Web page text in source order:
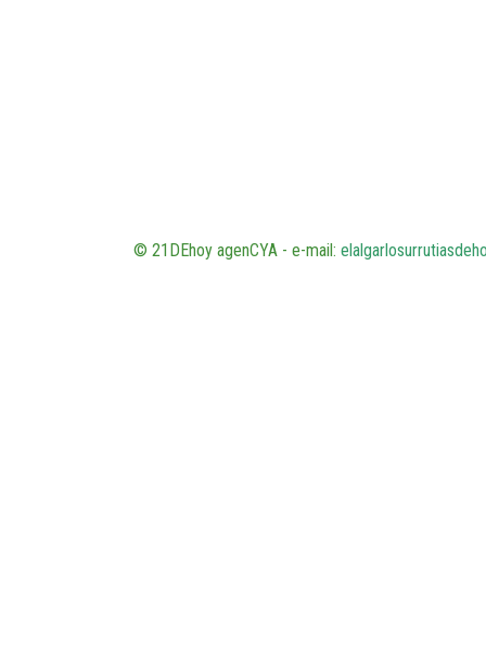
© 21DEhoy agenCYA - e-mail: